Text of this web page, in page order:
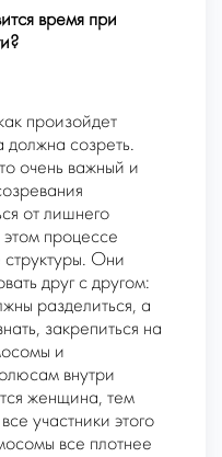
время при
произойдет
должна созреть.
очень важный и
от лишнего
этом процессе
структуры. Они
друг с другом:
разделиться, а
закрепиться на
и
внутри
женщина, тем
участники этого
все плотнее